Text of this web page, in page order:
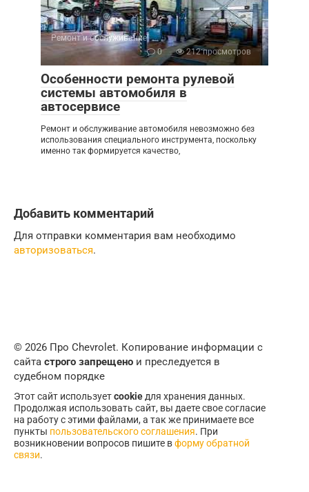
Ремонт и обслуживание
0
212 просмотров
Особенности ремонта рулевой
системы автомобиля в
автосервисе
Ремонт и обслуживание автомобиля невозможно без
использования специального инструмента, поскольку
именно так формируется качество,
Добавить комментарий
Для отправки комментария вам необходимо
авторизоваться.
© 2026 Про Chevrolet. Копирование информации с
сайта строго запрещено и преследуется в
судебном порядке
Этот сайт используетcookie для хранения данных.
Продолжая использовать сайт, вы даете свое согласие
на работу с этими файлами, а так же принимаете все
пункты пользовательского соглашения. При
возникновении вопросов пишите вформу обратной
связи.